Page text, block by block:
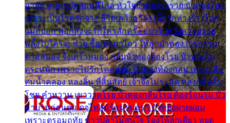
อาลัย หนุ่มรูปหล่อหนีไกล หัวใจบัวทองระรวย บัวทองโศก
เพราะเป็นโรครักจาง ชีวิตเคว้งคว้าง เมื่อรักห่างร้างไกล
แม่ก็บอก พ่อก็สั่งจะรักใครสักครั้ง อย่าไปหวังความรวย
พลั้งไปใครจะช่วย ซื้อเปลมาไกว ให้ลูกบัวทอง เวรกรรม
ตามสนอง จึงเศร้าหมอง กลีบบัวทองต้องโรย บัวทองไม่
ตระหนัก เพราะไม่รักโคลนตม บัวทองท้องกลม เพราะลืม
ตมน้ำคลอง หลงลิ้น ที่สิ้นสัตย์ เจ้าจึงไม่ระมัด หลงกลิ่นลิ้น
โชย คำหวาน เขาวาดโรย บัวทองกลีบโรย ต้องร้อนรุม บัว
มาบานก่อนตูม ดุจไฟสุมร้อนรุมอุรา บัวทองผ่ายผอม
เพราะตรอมฤทัย ข้าวปลาไม่สนใจ ร้องไห้ลูกเดียว หยุด